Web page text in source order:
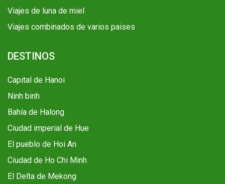
Viajes de luna de miel
Viajes combinados de varios paises
DESTINOS
Capital de Hanoi
Ninh binh
Bahía de Halong
Ciudad imperial de Hue
El pueblo de Hoi An
Ciudad de Ho Chi Minh
El Delta de Mekong